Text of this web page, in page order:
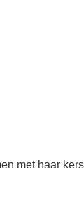
met haar